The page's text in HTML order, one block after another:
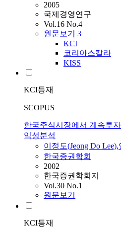
2005
국제경영연구
Vol.16 No.4
원문보기 3
KCI
코리아스칼라
KISS
KCI등재
SCOPUS
한국주식시장에서 계속투
익성분석
이정도(Jeong Do Lee),
한국증권학회
2002
한국증권학회지
Vol.30 No.1
원문보기
KCI등재